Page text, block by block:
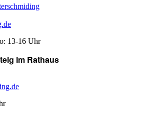
13-16 Uhr
im Rathaus